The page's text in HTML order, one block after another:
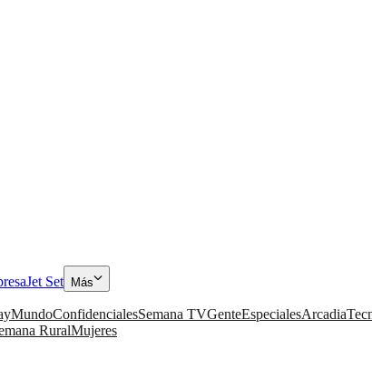
Jet Set Más
MundoConfidencialesSemana TVGenteEspecialesArcadia
RuralMujeres